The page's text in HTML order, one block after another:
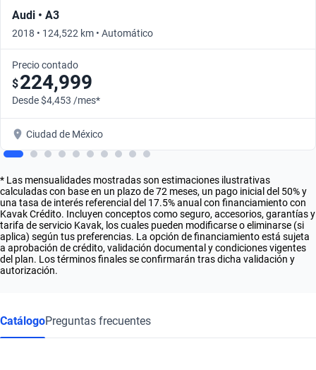
Audi • A3
2018 • 124,522 km • Automático
Precio contado
$224,999
Desde $4,453 /mes*
Ciudad de México
* Las mensualidades mostradas son estimaciones ilustrativas
calculadas con base en un plazo de 72 meses, un pago inicial del 50% y
una tasa de interés referencial del 17.5% anual con financiamiento con
Kavak Crédito. Incluyen conceptos como seguro, accesorios, garantías y
tarifa de servicio Kavak, los cuales pueden modificarse o eliminarse (si
aplica) según tus preferencias. La opción de financiamiento está sujeta
a aprobación de crédito, validación documental y condiciones vigentes
del plan. Los términos finales se confirmarán tras dicha validación y
autorización.
CatálogoPreguntas frecuentes